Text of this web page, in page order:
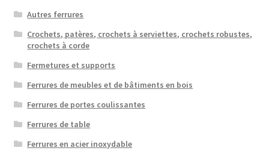
Autres ferrures
Crochets, patères, crochets à serviettes, crochets robustes,
crochets à corde
Fermetures et supports
Ferrures de meubles et de bâtiments en bois
Ferrures de portes coulissantes
Ferrures de table
Ferrures en acier inoxydable